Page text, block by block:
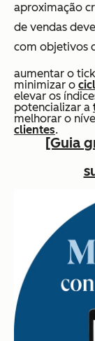
aproximação
de vendas
com objetivos
aumentar o
minimizar o
elevar os
potencializar a
melhorar o
clientes.
[Guia